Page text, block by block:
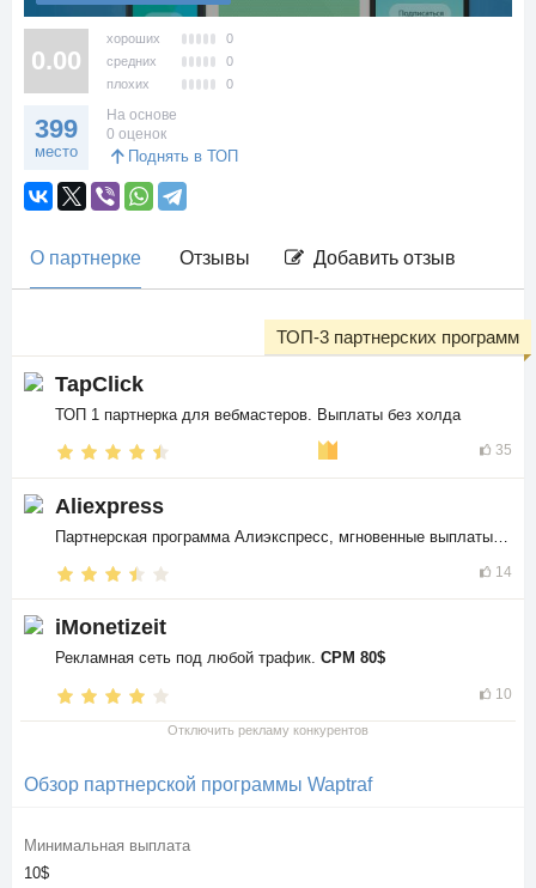
0.00
хороших
0
средних
0
плохих
0
399
место
На основе
0 оценок
Поднять в ТОП
О партнерке Отзывы Добавить отзыв
TapClick
ТОП 1 партнерка для вебмастеров. Выплаты без холда
35
ТОП-3 партнерских программ
Aliexpress
14
iMonetizeit
Рекламная сеть под любой трафик. CPM 80$
10
Отключить рекламу конкурентов
Обзор партнерской программы Waptraf
Минимальная выплата
10$